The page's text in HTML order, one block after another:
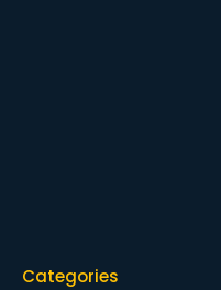
Categories